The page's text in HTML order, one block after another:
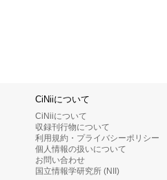
CiNiiについて
CiNiiについて
収録刊行物について
利用規約・プライバシーポリシー
個人情報の扱いについて
お問い合わせ
国立情報学研究所 (NII)